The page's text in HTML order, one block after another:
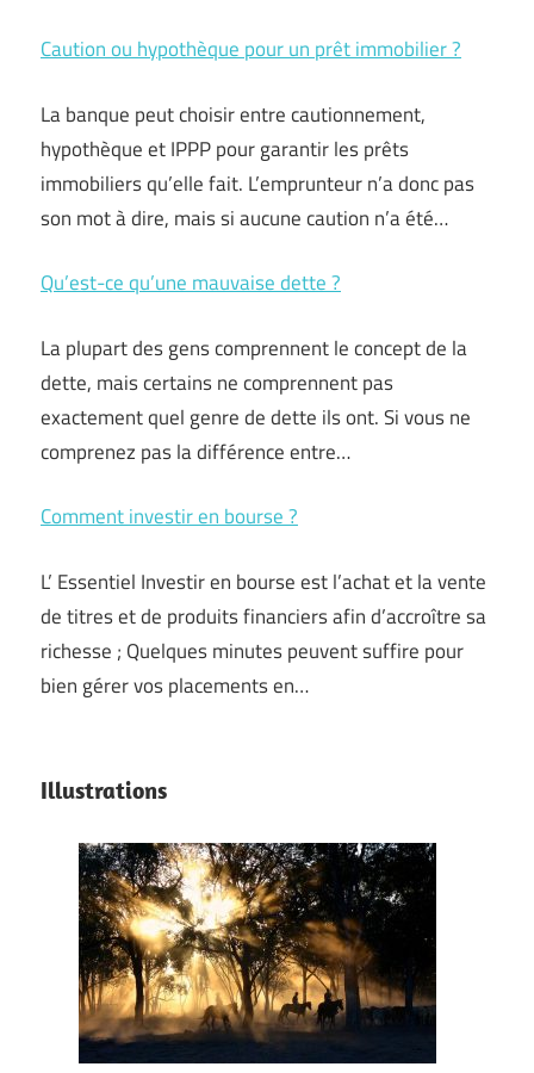
Caution ou hypothèque pour un prêt immobilier ?
La banque peut choisir entre cautionnement,
hypothèque et IPPP pour garantir les prêts
immobiliers qu’elle fait. L’emprunteur n’a donc pas
son mot à dire, mais si aucune caution n’a été…
Qu’est-ce qu’une mauvaise dette ?
La plupart des gens comprennent le concept de la
dette, mais certains ne comprennent pas
exactement quel genre de dette ils ont. Si vous ne
comprenez pas la différence entre…
Comment investir en bourse ?
L’ Essentiel Investir en bourse est l’achat et la vente
de titres et de produits financiers afin d’accroître sa
richesse ; Quelques minutes peuvent suffire pour
bien gérer vos placements en…
Illustrations